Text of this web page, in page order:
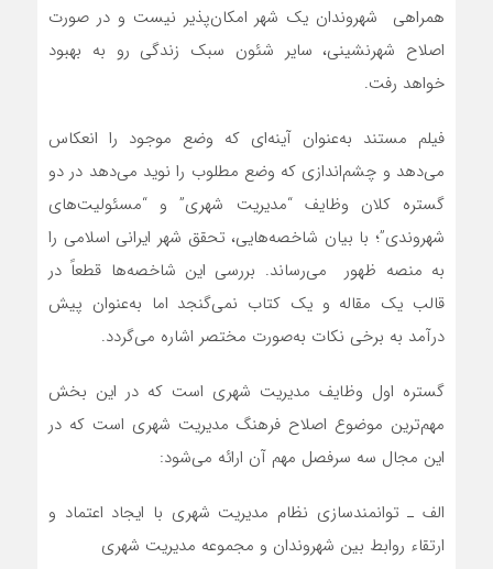
همراهی شهروندان یک شهر امکان‌پذیر نیست و در صورت
اصلاح شهرنشینی، ساير شئون سبك زندگي رو به بهبود
خواهد رفت.
فیلم مستند به‌عنوان آینه‌ای که وضع موجود را انعکاس
می‌دهد و چشم‌اندازی که وضع مطلوب را نوید می‌دهد در دو
گستره کلان وظایف “مدیریت شهری” و “مسئولیت‌های
شهروندی”؛ با بیان شاخصه‌هایی، تحقق شهر ایرانی اسلامی را
به منصه ظهور می‌رساند. بررسی این شاخصه‌ها قطعاً در
قالب یک مقاله و یک کتاب نمی‌گنجد اما به‌عنوان پیش
درآمد به برخی نکات به‌صورت مختصر اشاره می‌گردد.
گستره اول وظایف مدیریت شهری است که در این بخش
مهم‌ترین موضوع اصلاح فرهنگ مدیریت شهری است که در
این مجال سه سرفصل مهم آن ارائه می‌شود:
الف ـ توانمندسازی نظام مدیریت شهری با ایجاد اعتماد و
ارتقاء روابط بین شهروندان و مجموعه مدیریت شهری